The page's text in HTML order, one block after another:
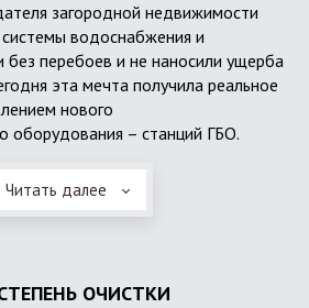
загородной недвижимости
водоснабжения и
без перебоев и не наносили ущерба
эта мечта получила реальное
нового
оборудования – станций ГБО.
Читать далее
ОЧИСТКИ